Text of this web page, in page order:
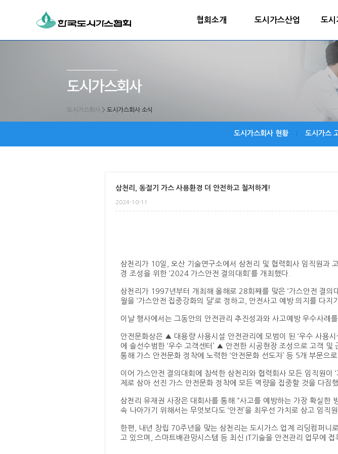
협회소개 도시가스산업 도시
도시가스회사 > 도시가스회사 소식
도시가스회사 현황 도시가스
삼천리, 동절기 가스 사용환경 더 안전하고 철저하게!
2024-10-11
삼천리가 10일, 오산 기술연구소에서 삼천리 및 협력회사 임직원과
경 조성을 위한 ‘2024 가스안전 결의대회’를 개최했다.
삼천리가 1997년부터 개최해 올해로 28회째를 맞은 ‘가스안전 결
월을 ‘가스안전 집중강화의 달’로 정하고, 안전사고 예방 의지를 다지
이날 행사에서는 그동안의 안전관리 추진성과와 사고예방 우수사례
안전문화상은 ▲ 대용량 사용시설 안전관리에 모범이 된 ‘우수 사용
에 솔선수범한 ‘우수 고객센터’ ▲ 안전한 시공현장 조성으로 고객
통해 가스 안전문화 정착에 노력한 ‘안전문화 선도자’ 등 5개 부문으
이어 가스안전 결의대회에 참석한 삼천리와 협력회사 모든 임직원이
제로 삼아 선진 가스 안전문화 정착에 모든 역량을 집중할 것을 다짐했
삼천리 유재권 사장은 대회사를 통해 “사고를 예방하는 가장 확실한
속 나아가기 위해서는 무엇보다도 ‘안전’을 최우선 가치로 삼고 임직
한편, 내년 창립 70주년을 맞는 삼천리는 도시가스 업계 리딩컴퍼니
고 있으며, 스마트배관망시스템 등 최신 IT기술을 안전관리 업무에